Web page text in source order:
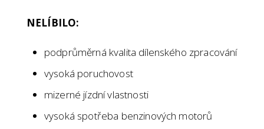
NELÍBILO:
podprůměrná kvalita dílenského zpracování
vysoká poruchovost
mizerné jízdní vlastnosti
vysoká spotřeba benzinových motorů